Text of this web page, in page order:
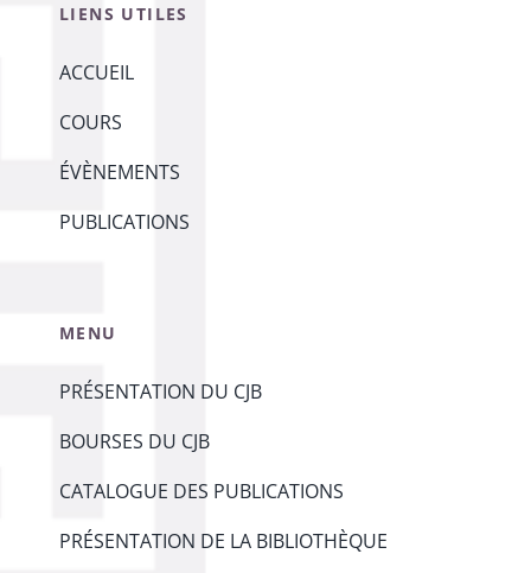
LIENS UTILES
ACCUEIL
COURS
ÉVÈNEMENTS
PUBLICATIONS
MENU
PRÉSENTATION DU CJB
BOURSES DU CJB
CATALOGUE DES PUBLICATIONS
PRÉSENTATION DE LA BIBLIOTHÈQUE